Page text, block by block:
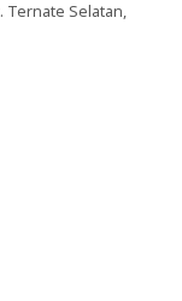
Ternate Selatan,